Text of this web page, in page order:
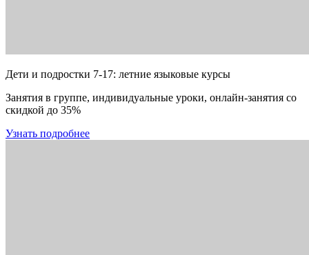
Дети и подростки 7-17: летние языковые курсы
Занятия в группе, индивидуальные уроки, онлайн-занятия со
скидкой до 35%
Узнать подробнее